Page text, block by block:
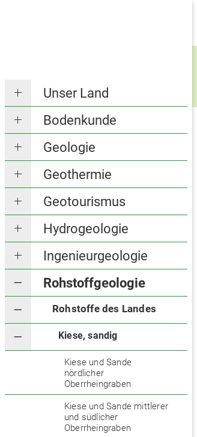
Unser Land
Bodenkunde
Geologie
Geothermie
Geotourismus
Hydrogeologie
Ingenieurgeologie
Rohstoffgeologie
Rohstoffe des Landes
Kiese, sandig
Kiese und Sande
nördlicher
Oberrheingraben
Kiese und Sande mittlerer
und südlicher
Oberrheingraben